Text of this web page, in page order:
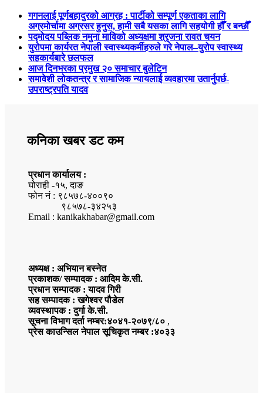
गगनलाई पूर्णबहादुरको आग्रह : पार्टीको सम्पूर्ण एकताका लागि
अग्रमोर्चामा अग्रसर हुनुस, हामी सबै यसका लागि सहयोगी हौँ र बन्छौँ
पद्मोदय पब्लिक नमुना माविको अध्यक्षमा श्रृजना रावत चयन
युरोपमा कार्यरत नेपाली स्वास्थ्यकर्मीहरुले गरे नेपाल–युरोप स्वास्थ्य
सहकार्यबारे छलफल
आज दिनभरका प्रमुख २० समाचार बुलेटिन
समावेशी लोकतन्त्र र सामाजिक न्यायलाई व्यवहारमा उतार्नुपर्छ-
उपराष्ट्रपति यादव
कनिका खबर डट कम
प्रधान कार्यालय :
घोराही -१५, दाङ
फोन नं : ९८५७८-४००९०
९८५७८-३४२५३
Email : kanikakhabar@gmail.com
अध्यक्ष : अभियान बस्नेत
प्रकाशक/ सम्पादक : आदिम के.सी.
प्रधान सम्पादक : यादव गिरी
सह सम्पादक : खगेश्वर पौडेल
व्यवस्थापक : दुर्गा के.सी.
सूचना विभाग दर्ता नम्बर:४०४१-२०७९/८० ,
प्रेस काउन्सिल नेपाल सूचिकृत नम्बर :४०३३